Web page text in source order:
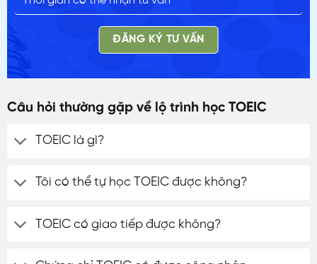
ĐĂNG KÝ TƯ VẤN
Câu hỏi thường gặp về lộ trình học TOEIC
TOEIC là gì?
Tôi có thể tự học TOEIC được không?
TOEIC có giao tiếp được không?